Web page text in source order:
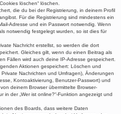
löschen“ löschen.
die du bei der Registrierung, in deinem Profil
Für die Registrierung sind mindestens ein
Adresse und ein Passwort notwendig. Wenn
notwendig festgelegt wurden, so ist dies für
Nachricht erstellst, so werden die dort
Gleiches gilt, wenn du einen Beitrag als
Fällen wird auch deine IP-Adresse gespeichert.
Aktionen gespeichert: Löschen und
Nachrichten und Umfragen), Änderungen
Kontoaktivierung, Benutzer-Passwort) und
deinem Browser übermittelte Browser-
in der „Wer ist online?“-Funktion angezeigt und
des Boards, dass weitere Daten